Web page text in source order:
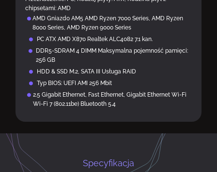
chipsetami: AMD
AMD Gniazdo AM5 AMD Ryzen 7000 Series, AMD Ryzen
8000 Series, AMD Ryzen 9000 Series
PC ATX AMD X870 Realtek ALC4082 7.1 kan.
DDR5-SDRAM 4 DIMM Maksymalna pojemność pamięci:
256 GB
HDD & SSD M.2, SATA III Usługa RAID
Typ BIOS: UEFI AMI 256 Mbit
2.5 Gigabit Ethernet, Fast Ethernet, Gigabit Ethernet Wi-Fi
Wi-Fi 7 (802.11be) Bluetooth 5.4
Specyfikacja